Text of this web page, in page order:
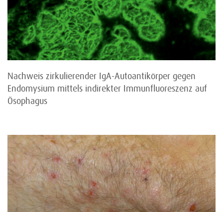
Nachweis zirkulierender IgA-Autoantikörper gegen
Endomysium mittels indirekter Immunfluoreszenz auf
Ösophagus